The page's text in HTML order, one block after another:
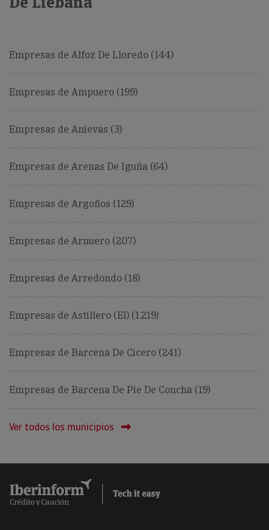
Empresas de Alfoz De Lloredo (144)
Empresas de Ampuero (199)
Empresas de Anievas (3)
Empresas de Arenas De Iguña (64)
Empresas de Argoños (129)
Empresas de Arnuero (207)
Empresas de Arredondo (18)
Empresas de Astillero (El) (1.219)
Empresas de Barcena De Cicero (241)
Empresas de Barcena De Pie De Concha (19)
Ver todos los municipios